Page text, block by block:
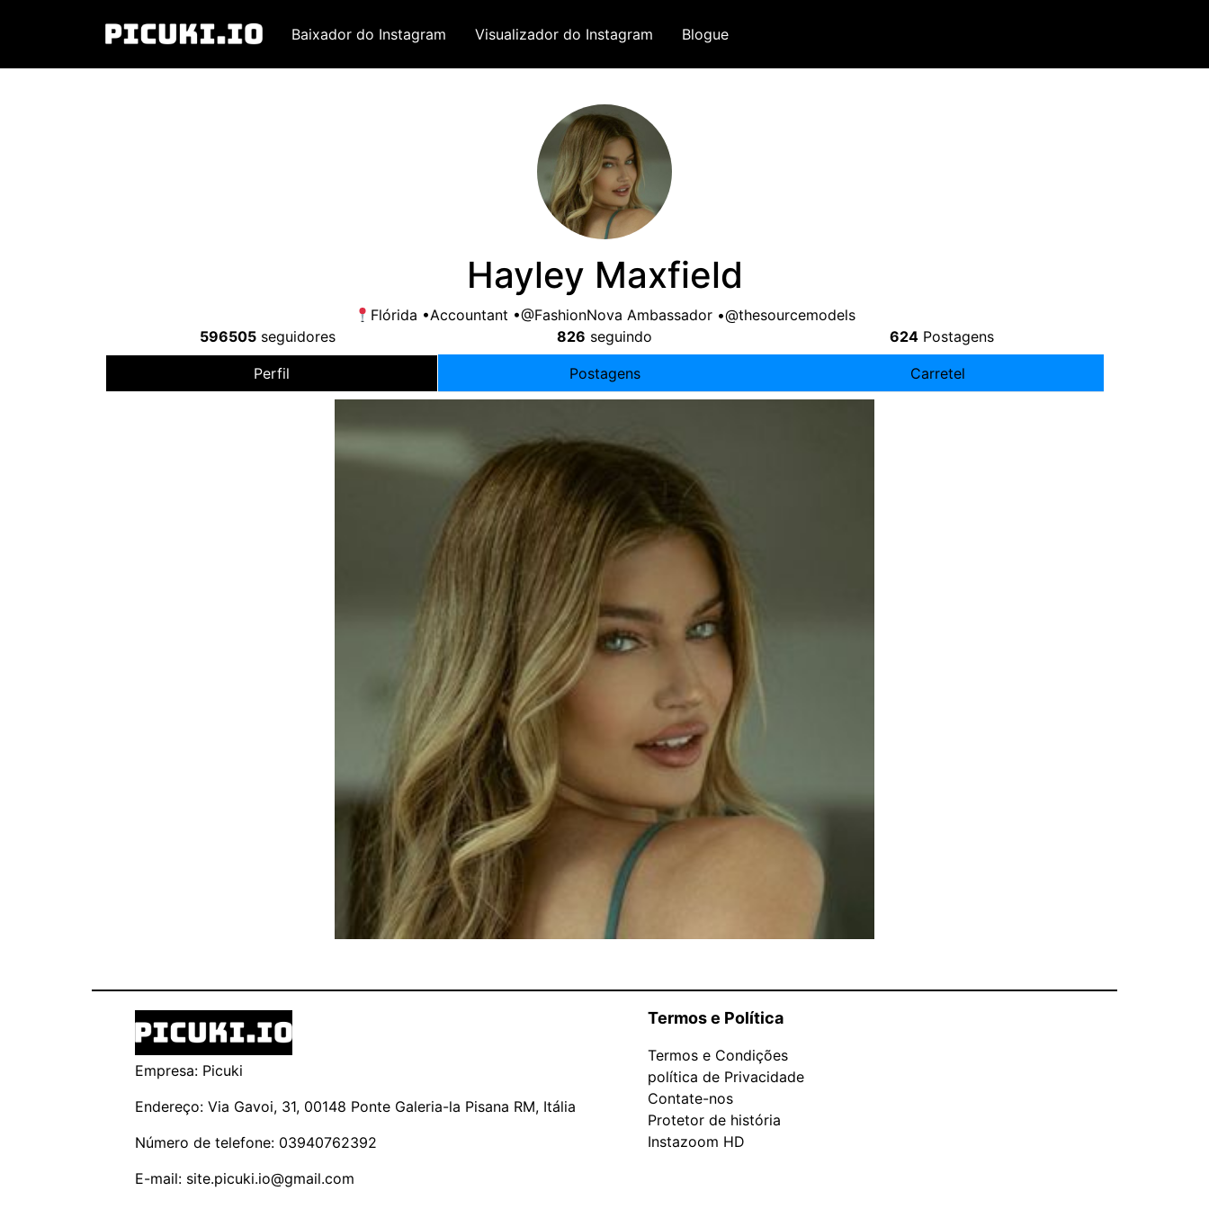
Baixador do Instagram Visualizador do Instagram Blogue
Hayley Maxfield
Flórida •Accountant •@FashionNova Ambassador •@thesourcemodels
596505seguidores 826 seguindo 624Postagens
Perfil Postagens Carretel
Empresa: Picuki
Endereço: Via Gavoi, 31, 00148 Ponte Galeria-la Pisana RM, Itália
Número de telefone: 03940762392
E-mail: site.picuki.io@gmail.com
Termos e Política
Termos e Condições
política de Privacidade
Contate-nos
Protetor de história
Instazoom HD